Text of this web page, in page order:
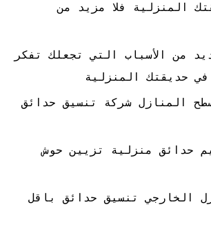
المنزلية فلا مزيد من
من الأسباب التي تجعلك تفكر
حديقتك المنزلية
المنازل شركة تنسيق حدائق
حدائق منزلية تزيين حوش
الخارجي تنسيق حدائق باقل